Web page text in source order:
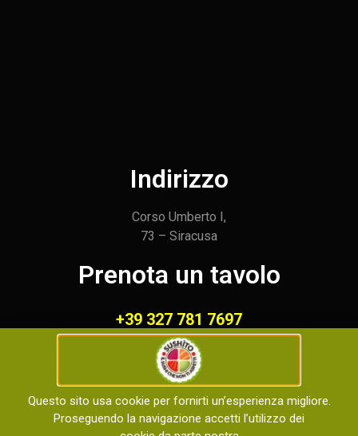
Indirizzo
Corso Umberto I,
73 – Siracusa
Prenota un tavolo
+39 327 781 7697
Orari di apertura
Aperto tutti i giorni dalle
dalle 12:00 alle 15:00 e dalle 18:00 alle 23:00
Questo sito usa cookie per fornirti un’esperienza migliore.
Proseguendo la navigazione accetti l’utilizzo dei